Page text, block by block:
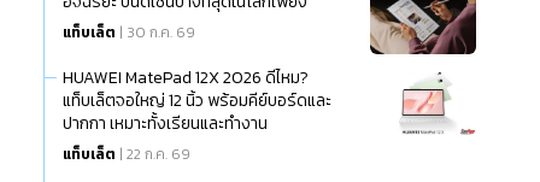
แท็บเล็ต | 30 ก.ค. 69
HUAWEI MatePad 12X 2026 ดีไหม?
แท็บเล็ตจอใหญ่ 12 นิ้ว พร้อมคีย์บอร์ดและ
ปากกา เหมาะทั้งเรียนและทำงาน
แท็บเล็ต | 22 ก.ค. 69